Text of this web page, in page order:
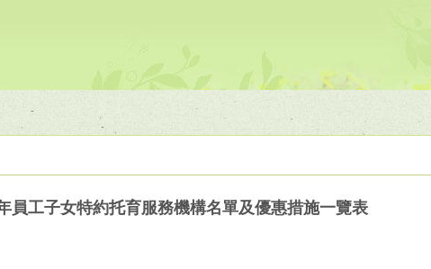
員工子女特約托育服務機構名單及優惠措施一覽表